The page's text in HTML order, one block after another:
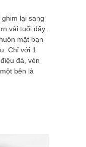
lại sang
vài tuổi đấy.
mặt bạn
Chỉ với 1
đà, vén
bên là